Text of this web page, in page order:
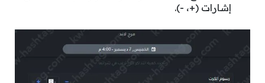
إشارات (+، -).